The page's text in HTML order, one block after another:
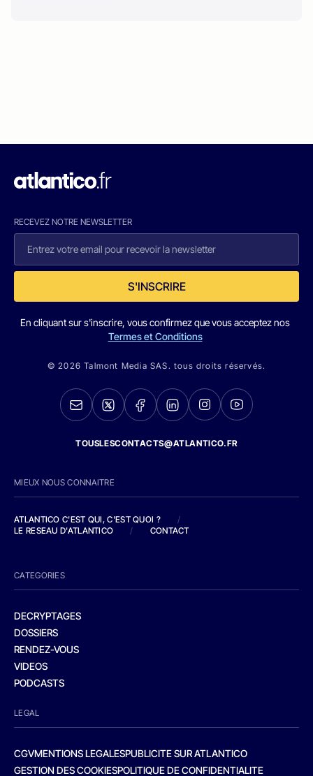
RECEVEZ NOTRE NEWSLETTER
S'INSCRIRE
En cliquant sur s'inscrire, vous confirmez que vous acceptez nos
Termes et Conditions
© 2026 Talmont Media SAS. tous droits réservés.
TOUSLESCONTACTS@ATLANTICO.FR
MIEUX NOUS CONNAITRE
ATLANTICO C'EST QUI, C'EST QUOI ?
/
LE RESEAU D'ATLANTICO
/ CONTACT
CATEGORIES
DECRYPTAGES
DOSSIERS
RENDEZ-VOUS
VIDEOS
PODCASTS
LEGAL
CGVMENTIONS LEGALESPUBLICITE SUR ATLANTICO
GESTION DES COOKIESPOLITIQUE DE CONFIDENTIALITE